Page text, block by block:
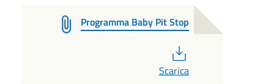
Programma Baby Pit Stop
Scarica